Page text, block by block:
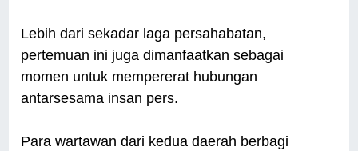
Lebih dari sekadar laga persahabatan,
pertemuan ini juga dimanfaatkan sebagai
momen untuk mempererat hubungan
antarsesama insan pers.
Para wartawan dari kedua daerah berbagi